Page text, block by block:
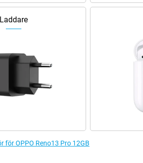
Laddare
för OPPO Reno13 Pro 12GB